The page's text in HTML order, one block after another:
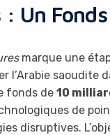
Un
marque une
l’Arabie saoudite
fonds de 10
de
disruptives.